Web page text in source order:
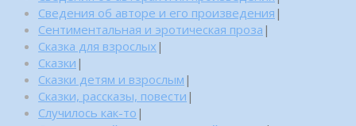
Сведения об авторе и его произведения |
Сентиментальная и эротическая проза |
Сказка для взрослых |
Сказки |
Сказки детям и взрослым |
Сказки, рассказы, повести |
Случилось как-то |